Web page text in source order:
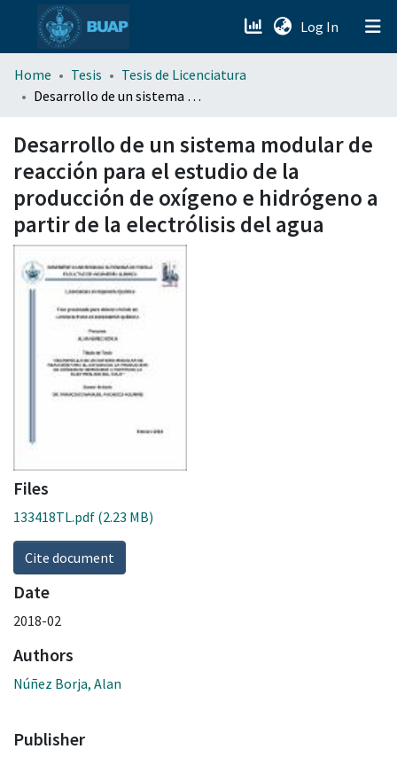
Log In (current)
menu.section.about_menu
Home Tesis
Tesis de Licenciatura
Desarrollo de un sistema modular de reacción para el estudio de la producción de oxígeno e hidrógeno a partir de la electrólisis del agua
Desarrollo de un sistema modular de
reacción para el estudio de la
producción de oxígeno e hidrógeno a
partir de la electrólisis del agua
Files
133418TL.pdf (2.23 MB)
Cite document
Date
2018-02
Authors
Núñez Borja, Alan
Publisher